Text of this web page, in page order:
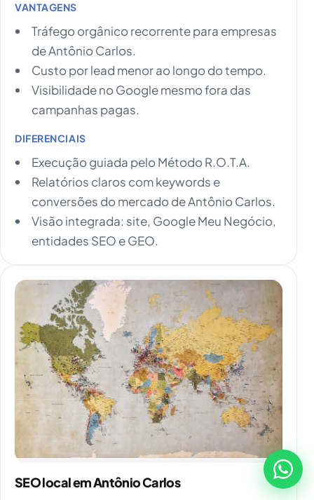
VANTAGENS
Tráfego orgânico recorrente para empresas
de Antônio Carlos.
Custo por lead menor ao longo do tempo.
Visibilidade no Google mesmo fora das
campanhas pagas.
DIFERENCIAIS
Execução guiada pelo Método R.O.T.A.
Relatórios claros com keywords e
conversões do mercado de Antônio Carlos.
Visão integrada: site, Google Meu Negócio,
entidades SEO e GEO.
SEO local em Antônio Carlos